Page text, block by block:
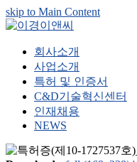
skip to Main Content
회사소개
사업소개
특허 및 인증서
C&D기술혁신센터
인재채용
NEWS